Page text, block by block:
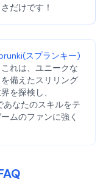
だけです！
スプランキー)
れは、ユニークな
備えたスリリング
を探検し、
あなたのスキルをテ
ムのファンに強く